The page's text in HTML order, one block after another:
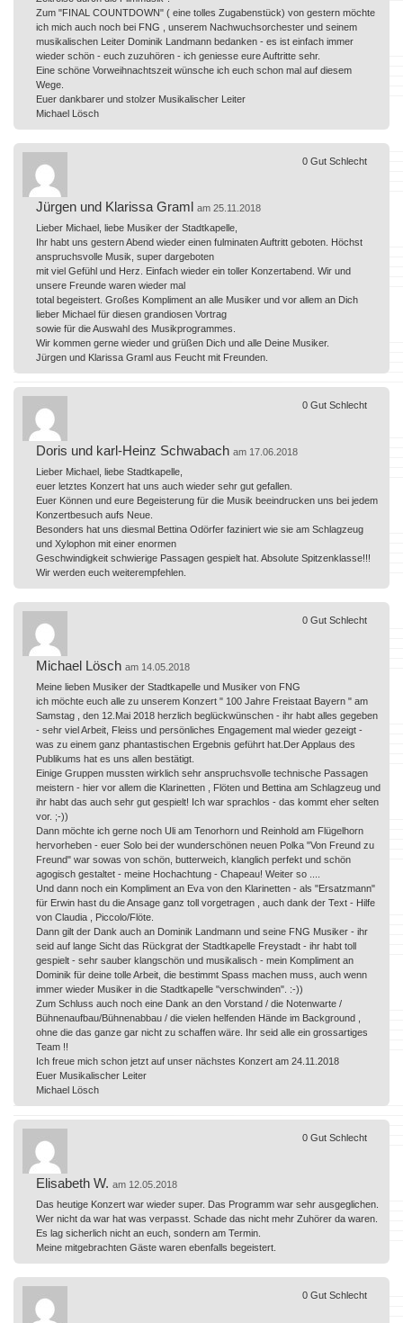
Zum "FINAL COUNTDOWN" ( eine tolles Zugabenstück) von gestern möchte
ich mich auch noch bei FNG , unserem Nachwuchsorchester und seinem
musikalischen Leiter Dominik Landmann bedanken - es ist einfach immer
wieder schön - euch zuzuhören - ich geniesse eure Auftritte sehr.
Eine schöne Vorweihnachtszeit wünsche ich euch schon mal auf diesem
Wege.
Euer dankbarer und stolzer Musikalischer Leiter
Michael Lösch
Jürgen und Klarissa Graml am 25.11.2018
Lieber Michael, liebe Musiker der Stadtkapelle,
Ihr habt uns gestern Abend wieder einen fulminaten Auftritt geboten. Höchst
anspruchsvolle Musik, super dargeboten
mit viel Gefühl und Herz. Einfach wieder ein toller Konzertabend. Wir und
unsere Freunde waren wieder mal
total begeistert. Großes Kompliment an alle Musiker und vor allem an Dich
lieber Michael für diesen grandiosen Vortrag
sowie für die Auswahl des Musikprogrammes.
Wir kommen gerne wieder und grüßen Dich und alle Deine Musiker.
Jürgen und Klarissa Graml aus Feucht mit Freunden.
0 Gut Schlecht
Doris und karl-Heinz Schwabach am 17.06.2018
Lieber Michael, liebe Stadtkapelle,
euer letztes Konzert hat uns auch wieder sehr gut gefallen.
Euer Können und eure Begeisterung für die Musik beeindrucken uns bei jedem
Konzertbesuch aufs Neue.
Besonders hat uns diesmal Bettina Odörfer faziniert wie sie am Schlagzeug
und Xylophon mit einer enormen
Geschwindigkeit schwierige Passagen gespielt hat. Absolute Spitzenklasse!!!
Wir werden euch weiterempfehlen.
0 Gut Schlecht
Michael Lösch am 14.05.2018
Meine lieben Musiker der Stadtkapelle und Musiker von FNG
ich möchte euch alle zu unserem Konzert " 100 Jahre Freistaat Bayern " am
Samstag , den 12.Mai 2018 herzlich beglückwünschen - ihr habt alles gegeben
- sehr viel Arbeit, Fleiss und persönliches Engagement mal wieder gezeigt -
was zu einem ganz phantastischen Ergebnis geführt hat.Der Applaus des
Publikums hat es uns allen bestätigt.
Einige Gruppen mussten wirklich sehr anspruchsvolle technische Passagen
meistern - hier vor allem die Klarinetten , Flöten und Bettina am Schlagzeug und
ihr habt das auch sehr gut gespielt! Ich war sprachlos - das kommt eher selten
vor. ;-))
Dann möchte ich gerne noch Uli am Tenorhorn und Reinhold am Flügelhorn
hervorheben - euer Solo bei der wunderschönen neuen Polka "Von Freund zu
Freund" war sowas von schön, butterweich, klanglich perfekt und schön
agogisch gestaltet - meine Hochachtung - Chapeau! Weiter so ....
Und dann noch ein Kompliment an Eva von den Klarinetten - als "Ersatzmann"
für Erwin hast du die Ansage ganz toll vorgetragen , auch dank der Text - Hilfe
von Claudia , Piccolo/Flöte.
Dann gilt der Dank auch an Dominik Landmann und seine FNG Musiker - ihr
seid auf lange Sicht das Rückgrat der Stadtkapelle Freystadt - ihr habt toll
gespielt - sehr sauber klangschön und musikalisch - mein Kompliment an
Dominik für deine tolle Arbeit, die bestimmt Spass machen muss, auch wenn
immer wieder Musiker in die Stadtkapelle "verschwinden". :-))
Zum Schluss auch noch eine Dank an den Vorstand / die Notenwarte /
Bühnenaufbau/Bühnenabbau / die vielen helfenden Hände im Background ,
ohne die das ganze gar nicht zu schaffen wäre. Ihr seid alle ein grossartiges
Team !!
Ich freue mich schon jetzt auf unser nächstes Konzert am 24.11.2018
Euer Musikalischer Leiter
Michael Lösch
0 Gut Schlecht
Elisabeth W. am 12.05.2018
Das heutige Konzert war wieder super. Das Programm war sehr ausgeglichen.
Wer nicht da war hat was verpasst. Schade das nicht mehr Zuhörer da waren.
Es lag sicherlich nicht an euch, sondern am Termin.
Meine mitgebrachten Gäste waren ebenfalls begeistert.
0 Gut Schlecht
0 Gut Schlecht